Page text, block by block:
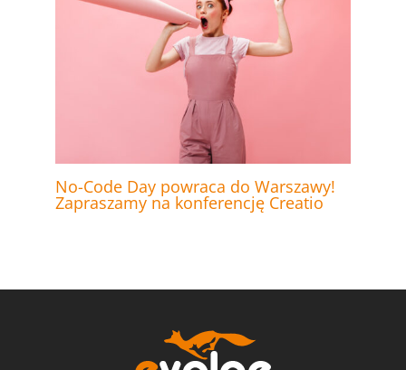
No-Code Day powraca do Warszawy!
Zapraszamy na konferencję Creatio